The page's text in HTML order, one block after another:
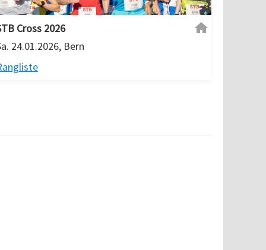
Cross 2026
24.01.2026, Bern